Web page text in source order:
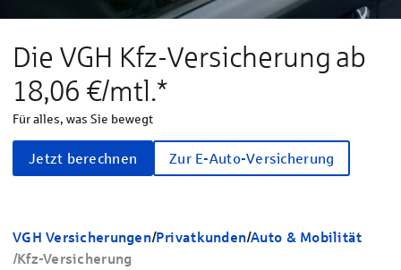
Die VGH Kfz-Versicherung ab
18,06 €/mtl.*
Für alles, was Sie bewegt
Jetzt berechnen Zur E-Auto-Versicherung
VGH Versicherungen/Privatkunden/Auto & Mobilität
/Kfz-Versicherung